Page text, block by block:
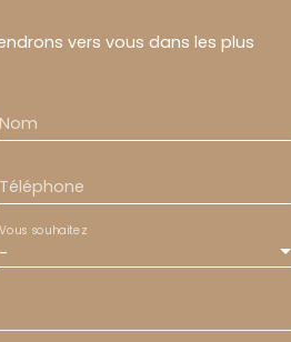
vers vous dans les plus
Nom
Téléphone
-
Vous souhaitez